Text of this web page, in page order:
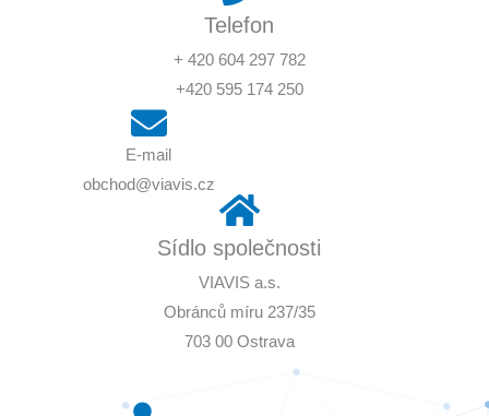
Telefon
+ 420 604 297 782
+420 595 174 250
E-mail
obchod@viavis.cz
Sídlo společnosti
VIAVIS a.s.
Obránců míru 237/35
703 00 Ostrava